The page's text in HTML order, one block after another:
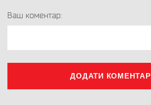
Ваш коментар:
ДОДАТИ КОМЕНТАР